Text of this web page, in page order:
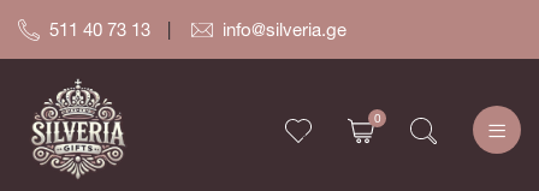
511 40 73 13 info@silveria.ge
0